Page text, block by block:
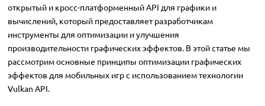
открытый и кросс-платформенный API для графики и
вычислений, который предоставляет разработчикам
инструменты для оптимизации и улучшения
производительности графических эффектов. В этой статье мы
рассмотрим основные принципы оптимизации графических
эффектов для мобильных игр с использованием технологии
Vulkan API.